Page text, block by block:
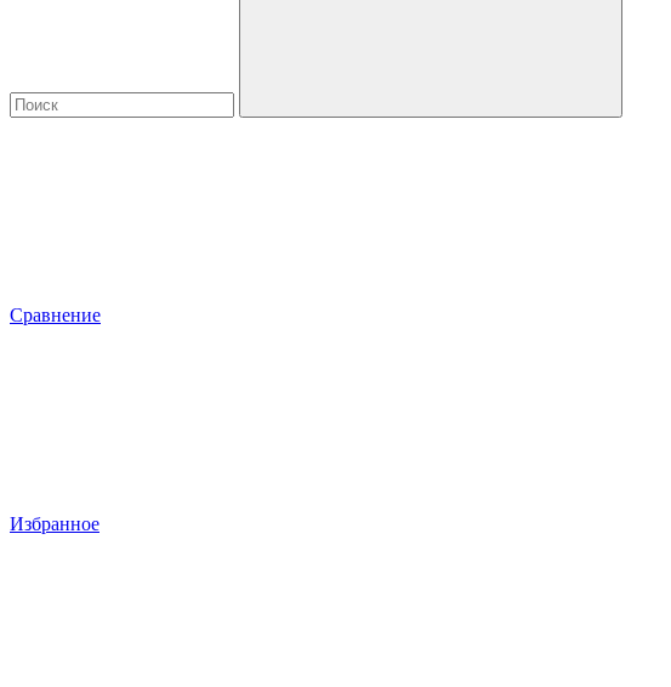
Сравнение
Избранное